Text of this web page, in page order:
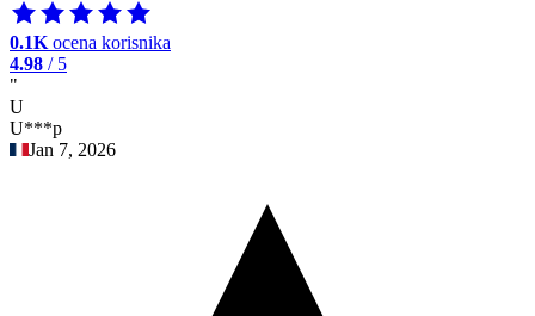
0.1K ocena korisnika
4.98 / 5
"
U
U***p
Jan 7, 2026